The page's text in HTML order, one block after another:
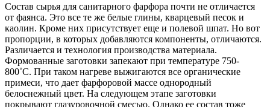
Состав сырья для санитарного фарфора почти не отличается
от фаянса. Это все те же белые глины, кварцевый песок и
каолин. Кроме них присутствует еще и полевой шпат. Но вот
пропорции, в которых добавляются компоненты, отличаются.
Различается и технология производства материала.
Формованные заготовки запекают при температуре 750-
800˚С. При таком нагреве выжигаются все органические
примеси, что дает фарфоровой массе однородный
белоснежный цвет. На следующем этапе заготовки
покрывают глазуровочной смесью. Однако ее состав тоже